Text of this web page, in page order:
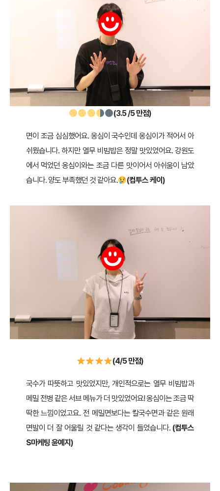
(3.5 /5 만점)
면이 조금 심심했어요. 옹심이 국수인데 옹심이가 적어서 아
쉬웠습니다. 하지만 열무 비빔밥은 정말 맛있었어요. 강원도
에서 먹었던 옹심이와는 조금 다른 맛이어서 아쉬움이 남았
습니다. 양도 부족했던 것 같아요.
(컴투스 케이)
(4/5 만점)
국수가 따뜻하고 맛있었지만, 개인적으로는 열무 비빔밥과
메밀 전병 같은 서브 메뉴가 더 맛있었어요! 옹심이는 조금 딱
딱한 느낌이었고요. 전 메밀면보다는 칼국수면과 같은 원래
면발이 더 잘 어울릴 것 같다는 생각이 들었습니다. (컴투스
S마케팅 윤예지)